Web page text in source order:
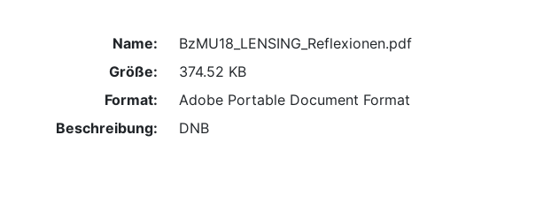
Name:
BzMU18_LENSING_Reflexionen.pdf
Größe:
374.52 KB
Format:
Adobe Portable Document Format
Beschreibung:
DNB